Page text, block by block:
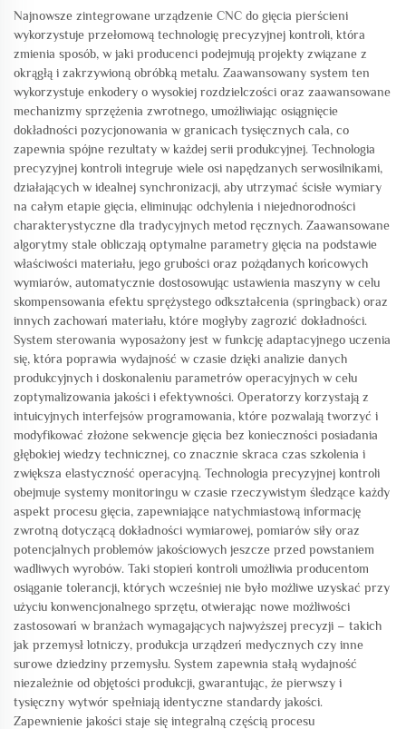
Najnowsze zintegrowane urządzenie CNC do gięcia pierścieni
wykorzystuje przełomową technologię precyzyjnej kontroli, która
zmienia sposób, w jaki producenci podejmują projekty związane z
okrągłą i zakrzywioną obróbką metalu. Zaawansowany system ten
wykorzystuje enkodery o wysokiej rozdzielczości oraz zaawansowane
mechanizmy sprzężenia zwrotnego, umożliwiając osiągnięcie
dokładności pozycjonowania w granicach tysięcznych cala, co
zapewnia spójne rezultaty w każdej serii produkcyjnej. Technologia
precyzyjnej kontroli integruje wiele osi napędzanych serwosilnikami,
działających w idealnej synchronizacji, aby utrzymać ścisłe wymiary
na całym etapie gięcia, eliminując odchylenia i niejednorodności
charakterystyczne dla tradycyjnych metod ręcznych. Zaawansowane
algorytmy stale obliczają optymalne parametry gięcia na podstawie
właściwości materiału, jego grubości oraz pożądanych końcowych
wymiarów, automatycznie dostosowując ustawienia maszyny w celu
skompensowania efektu sprężystego odkształcenia (springback) oraz
innych zachowań materiału, które mogłyby zagrozić dokładności.
System sterowania wyposażony jest w funkcję adaptacyjnego uczenia
się, która poprawia wydajność w czasie dzięki analizie danych
produkcyjnych i doskonaleniu parametrów operacyjnych w celu
zoptymalizowania jakości i efektywności. Operatorzy korzystają z
intuicyjnych interfejsów programowania, które pozwalają tworzyć i
modyfikować złożone sekwencje gięcia bez konieczności posiadania
głębokiej wiedzy technicznej, co znacznie skraca czas szkolenia i
zwiększa elastyczność operacyjną. Technologia precyzyjnej kontroli
obejmuje systemy monitoringu w czasie rzeczywistym śledzące każdy
aspekt procesu gięcia, zapewniające natychmiastową informację
zwrotną dotyczącą dokładności wymiarowej, pomiarów siły oraz
potencjalnych problemów jakościowych jeszcze przed powstaniem
wadliwych wyrobów. Taki stopień kontroli umożliwia producentom
osiąganie tolerancji, których wcześniej nie było możliwe uzyskać przy
użyciu konwencjonalnego sprzętu, otwierając nowe możliwości
zastosowań w branżach wymagających najwyższej precyzji – takich
jak przemysł lotniczy, produkcja urządzeń medycznych czy inne
surowe dziedziny przemysłu. System zapewnia stałą wydajność
niezależnie od objętości produkcji, gwarantując, że pierwszy i
tysięczny wytwór spełniają identyczne standardy jakości.
Zapewnienie jakości staje się integralną częścią procesu